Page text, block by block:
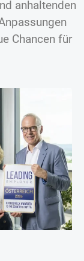
anhaltenden
Chancen für